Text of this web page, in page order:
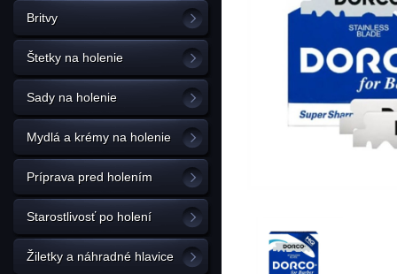
Britvy
Štetky na holenie
Sady na holenie
Mydlá a krémy na holenie
Príprava pred holením
Starostlivosť po holení
Žiletky a náhradné hlavice